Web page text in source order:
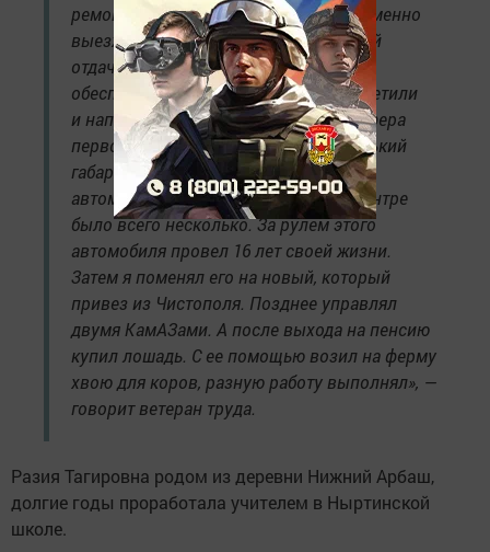
ремонтировал автомобиль и своевременно
выезжал на работу. Трудился с полной
отдачей, потому что нужно было
обеспечивать семью. Мое рвение заметили
и направили учиться в Кукмор на шофера
первого класса. После выдали новенький
габаритный ЗИЛ. В те годы подобных
автомобилей, наверное, даже в райцентре
было всего несколько. За рулем этого
автомобиля провел 16 лет своей жизни.
Затем я поменял его на новый, который
привез из Чистополя. Позднее управлял
двумя КамАЗами. А после выхода на пенсию
купил лошадь. С ее помощью возил на ферму
хвою для коров, разную работу выполнял», —
говорит ветеран труда.
Разия Тагировна родом из деревни Нижний Арбаш,
долгие годы проработала учителем в Ныртинской
школе.